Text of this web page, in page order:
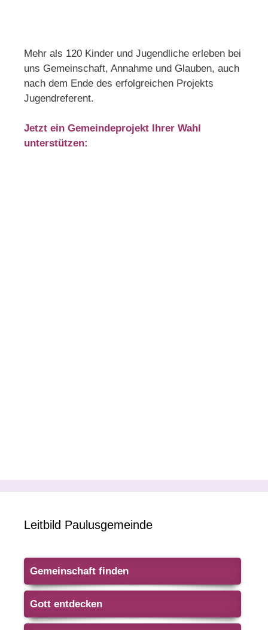
Mehr als 120 Kinder und Jugendliche erleben bei
uns Gemeinschaft, Annahme und Glauben, auch
nach dem Ende des erfolgreichen Projekts
Jugendreferent.
Jetzt ein Gemeindeprojekt Ihrer Wahl
unterstützen:
Leitbild Paulusgemeinde
Gemeinschaft finden
Gott entdecken